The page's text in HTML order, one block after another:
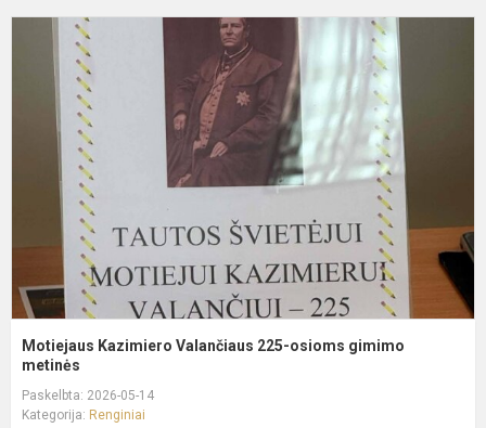
Motiejaus Kazimiero Valančiaus 225-osioms gimimo
metinės
Paskelbta: 2026-05-14
Kategorija: Renginiai